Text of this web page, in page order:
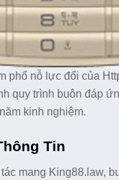
phổ nỗ lực đổi của
quy trình buôn đáp
kinh nghiệm.
Tin
mang King88.law,